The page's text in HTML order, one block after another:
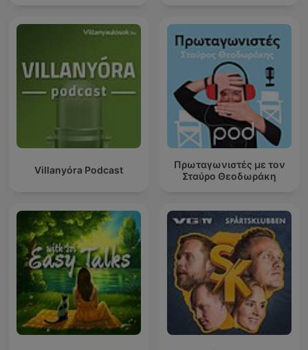
Villanyóra Podcast
Πρωταγωνιστές με τον
Σταύρο Θεοδωράκη